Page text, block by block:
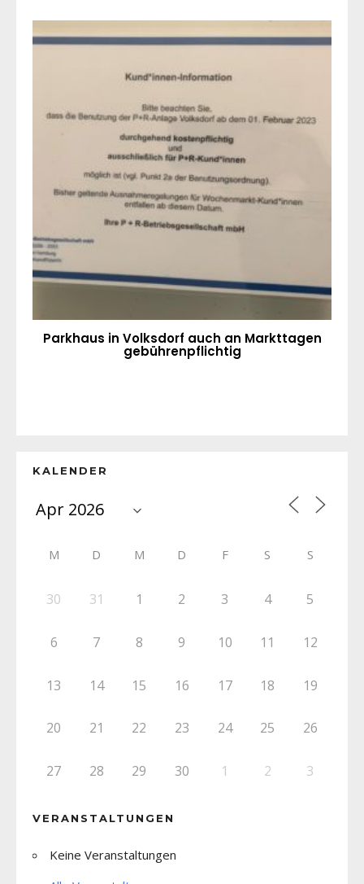
Parkhaus in Volksdorf auch an Markttagen
gebührenpflichtig
KALENDER
M D M D F S S
30 31 1 2 3 4 5
6 7 8 9 10 11 12
13 14 15 16 17 18 19
20 21 22 23 24 25 26
27 28 29 30 1 2 3
VERANSTALTUNGEN
Keine Veranstaltungen